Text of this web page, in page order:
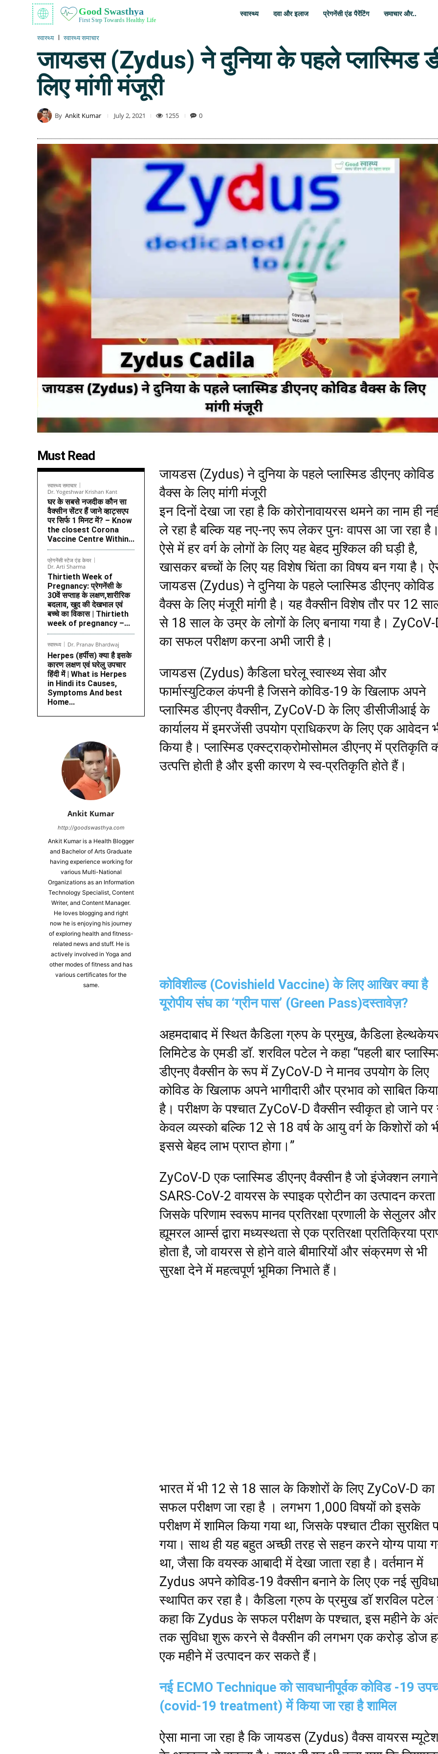
Good Swasthya
First Step Towards Healthy Life
स्वास्थ्य दवा और इलाज प्रेगनेंसी एंड पैरेंटिंग समाचार और..
स्वास्थ्य स्वास्थ्य समाचार
जायडस (Zydus) ने दुनिया के पहले प्लास्मिड
लिए मांगी मंजूरी
By Ankit Kumar July 2, 2021 1255 0
Must Read
स्वास्थ्य समाचार
Dr. Yogeshwar Krishan Kant
घर के सबसे नजदीक कौन सा
वैक्सीन सेंटर हैं जाने व्हाट्सएप
पर सिर्फ 1 मिनट में? – Know
the closest Corona
Vaccine Centre Within...
प्रेगनेंसी स्टेज एंड केयर
Dr. Arti Sharma
Thirtieth Week of
Pregnancy: प्रेगनेंसी के
30वें सप्ताह के लक्षण,शारीरिक
बदलाव, खुद की देखभाल एवं
बच्चे का विकास | Thirtieth
week of pregnancy –...
स्वास्थ्य Dr. Pranav Bhardwaj
Herpes (हर्पीस) क्या है इसके
कारण लक्षण एवं घरेलु उपचार
हिंदी में | What is Herpes
in Hindi its Causes,
Symptoms And best
Home...
Ankit Kumar
http://goodswasthya.com
Ankit Kumar is a Health Blogger
and Bachelor of Arts Graduate
having experience working for
various Multi-National
Organizations as an Information
Technology Specialist, Content
Writer, and Content Manager.
He loves blogging and right
now he is enjoying his journey
of exploring health and fitness-
related news and stuff. He is
actively involved in Yoga and
other modes of fitness and has
various certificates for the
same.
जायडस (Zydus) ने दुनिया के पहले प्लास्मिड डीएनए कोविड
वैक्स के लिए मांगी मंजूरी
इन दिनों देखा जा रहा है कि कोरोनावायरस थमने का नाम ही
ले रहा है बल्कि यह नए-नए रूप लेकर पुनः वापस आ जा रहा
ऐसे में हर वर्ग के लोगों के लिए यह बेहद मुश्किल की घड़ी है,
खासकर बच्चों के लिए यह विशेष चिंता का विषय बन गया है।
जायडस (Zydus) ने दुनिया के पहले प्लास्मिड डीएनए कोविड
वैक्स के लिए मंजूरी मांगी है। यह वैक्सीन विशेष तौर पर 12
से 18 साल के उम्र के लोगों के लिए बनाया गया है।
का सफल परीक्षण करना अभी जारी है।
जायडस (Zydus) कैडिला घरेलू स्वास्थ्य सेवा और
फार्मास्युटिकल कंपनी है जिसने कोविड-19 के खिलाफ अपने
प्लास्मिड डीएनए वैक्सीन, ZyCoV-D के लिए डीसीजीआई के
कार्यालय में इमरजेंसी उपयोग प्राधिकरण के लिए एक आवेदन
किया है। प्लास्मिड एक्स्ट्राक्रोमोसोमल डीएनए में प्रतिकृति
उत्पत्ति होती है और इसी कारण ये स्व-प्रतिकृति होते हैं।
कोविशील्ड (Covishield Vaccine) के लिए आखिर क्या है
यूरोपीय संघ का ‘ग्रीन पास’ (Green Pass)दस्तावेज़?
अहमदाबाद में स्थित कैडिला ग्रुप के प्रमुख, कैडिला
लिमिटेड के एमडी डॉ. शरविल पटेल ने कहा “पहली बार
डीएनए वैक्सीन के रूप में ZyCoV-D‌ ने मानव उपयोग के लिए
कोविड के खिलाफ अपने भागीदारी और प्रभाव को साबित किया
है। परीक्षण के पश्चात ZyCoV-D वैक्सीन स्वीकृत हो जाने पर
केवल व्यस्को बल्कि 12 से 18 वर्ष के आयु वर्ग के किशोरों को
इससे बेहद लाभ प्राप्त होगा।”
ZyCoV-D एक प्लास्मिड डीएनए वैक्सीन है जो इंजेक्शन
SARS-CoV-2 वायरस के स्पाइक प्रोटीन का उत्पादन
जिसके परिणाम स्वरूप मानव प्रतिरक्षा प्रणाली के सेलुलर और
ह्यूमरल आर्म्स द्वारा मध्यस्थता से एक प्रतिरक्षा प्रतिक्रिया
होता है, जो वायरस से होने वाले बीमारियों और संक्रमण से भी
सुरक्षा देने में महत्वपूर्ण भूमिका निभाते हैं।
भारत में भी 12 से 18 साल के किशोरों के लिए ZyCoV-D का
सफल परीक्षण जा रहा है । लगभग 1,000 विषयों को इसके
परीक्षण में शामिल किया गया था, जिसके पश्चात टीका सुरक्षित
गया। साथ ही यह बहुत अच्छी तरह से सहन करने योग्य पाया
था, जैसा कि वयस्क आबादी में देखा जाता रहा है। वर्तमान में
Zydus अपने कोविड-19 वैक्सीन बनाने के लिए एक नई
स्थापित कर रहा है। कैडिला ग्रुप के प्रमुख डॉ शरविल पटेल
कहा कि Zydus के सफल परीक्षण के पश्चात, इस महीने के
तक सुविधा शुरू करने से वैक्सीन की लगभग एक करोड़ डोज
एक महीने में उत्पादन कर सकते हैं।
नई ECMO Technique को सावधानीपूर्वक कोविड -19
(covid-19 treatment) में किया जा रहा है शामिल
ऐसा माना जा रहा है कि जायडस (Zydus) वैक्स वायरस